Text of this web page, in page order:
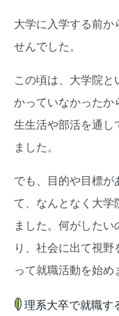
大学に入学する前か
せんでした。
この頃は、大学院
かっていなかったか
生生活や部活を通し
ました。
でも、目的や目標
て、なんとなく大学
ました。何がした
り、社会に出て視
って就職活動を始め
理系大卒で就職す